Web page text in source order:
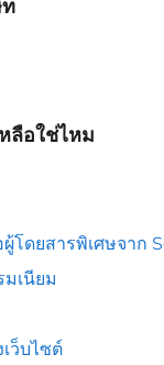
ลือใช่ไหม
โดยสารพิเศษจาก
เนียม
ว็บไซต์